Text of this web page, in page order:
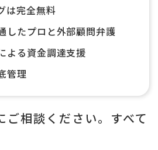
は完全無料
したプロと外部顧問弁護
よる資金調達支援
管理
ご相談ください。すべて